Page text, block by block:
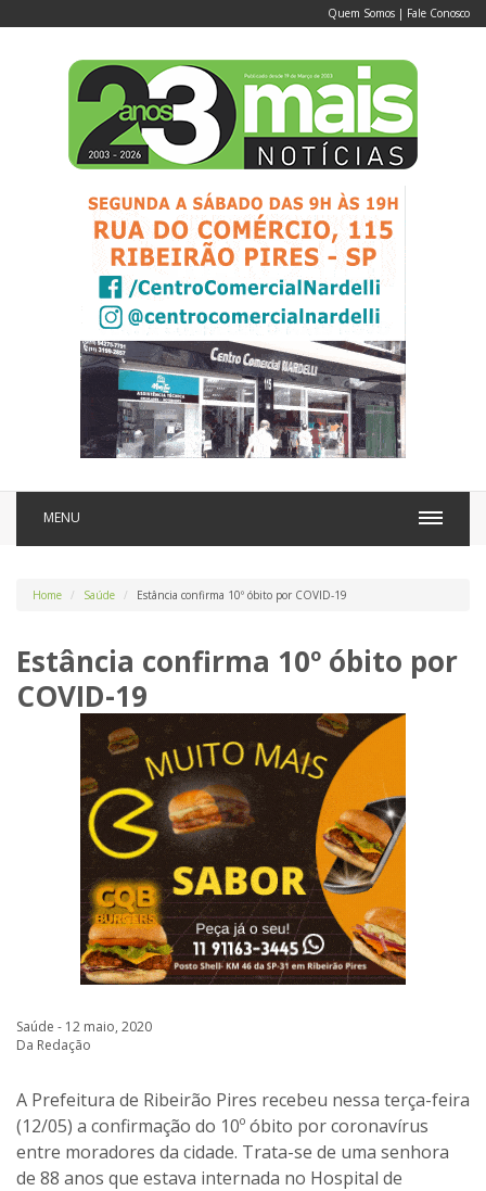
Quem Somos | Fale Conosco
MENU
Home Saúde Estância confirma 10º óbito por COVID-19
Estância confirma 10º óbito por
COVID-19
Saúde - 12 maio, 2020
Da Redação
A Prefeitura de Ribeirão Pires recebeu nessa terça-feira
(12/05) a confirmação do 10º óbito por coronavírus
entre moradores da cidade. Trata-se de uma senhora
de 88 anos que estava internada no Hospital de